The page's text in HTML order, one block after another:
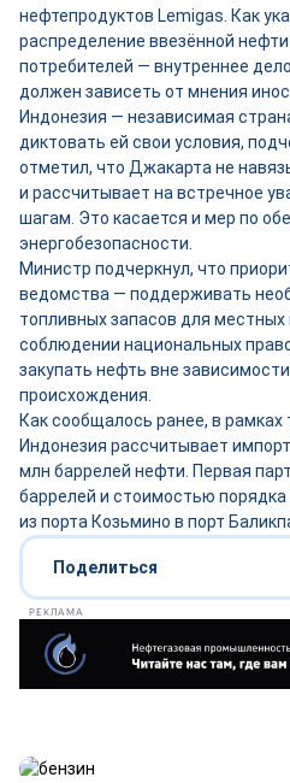
нефтепродуктов Lemigas. Как
распределение ввезённой
потребителей — внутреннее
должен зависеть от мнения
Индонезия — независимая
диктовать ей свои условия,
отметил, что Джакарта не
и рассчитывает на встречное
шагам. Это касается и мер по
энергобезопасности.
Министр подчеркнул, что
ведомства — поддерживать
топливных запасов для местных
соблюдении национальных
закупать нефть вне
происхождения.
Как сообщалось ранее, в рамках
Индонезия рассчитывает
млн баррелей нефти. Первая
баррелей и стоимостью
из порта Козьмино в порт
Поделиться
РЕКЛАМА